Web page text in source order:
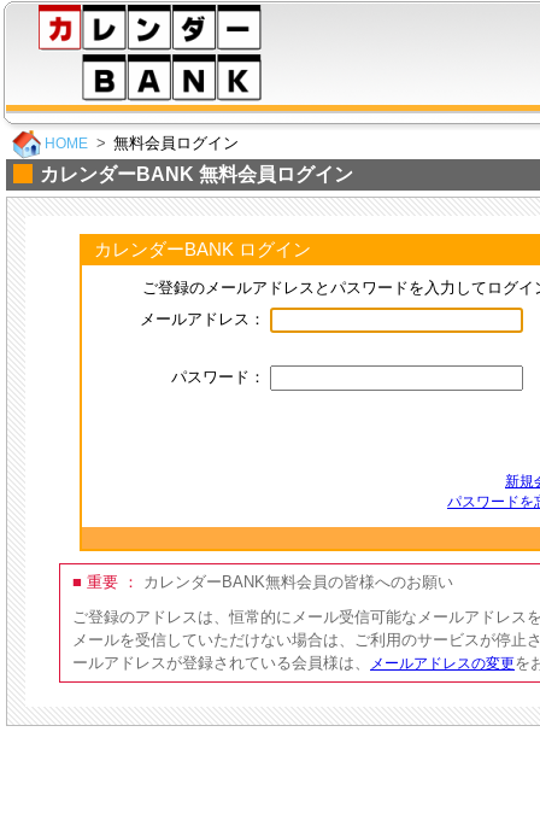
HOME 無料会員ログイン
カレンダーBANK 無料会員ログイン
カレンダーBANK ログイン
ご登録のメールアドレスとパスワードを入力してログイ
メールアドレス：
パスワード：
新規
パスワードを
■ 重要 ：
カレンダーBANK無料会員の皆様へのお願い
ご登録のアドレスは、恒常的にメール受信可能なメールアドレス
メールを受信していただけない場合は、ご利用のサービスが停止
ールアドレスが登録されている会員様は、
メールアドレスの変更を